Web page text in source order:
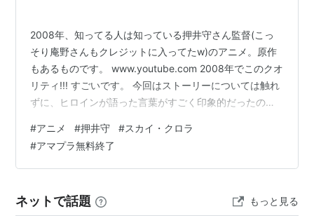
2008年、知ってる人は知っている押井守さん監督(こっ
そり庵野さんもクレジットに入ってたw)のアニメ。原作
もあるものです。 www.youtube.com 2008年でこのクオ
リティ!!! すごいです。 今回はストーリーについては触れ
ずに、ヒロインが語った言葉がすごく印象的だったの
事はない。それは人間にとってその現実味がいつでも重
要だったから。同じ時代に今もどこかで誰かが戦ってい
るという現実感が人間社会のシステムには不可欠な要素
んなものなのか歴史の教科書にに載っている昔話では不
#アニメ #押井守 #スカイ・クロラ
#アマプラ無料終了
ネットで話題 もっと見る